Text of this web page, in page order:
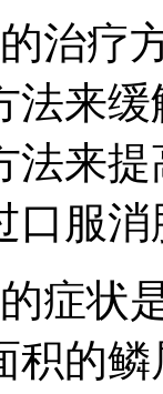
治疗
法来
法来
口服
症状
积的